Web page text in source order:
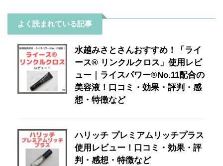
よく読まれている記事
水越みさとさんおすすめ！「ライ
ース® リンクルクロス」使用レビ
ュー｜ライスパワー®No.11配合の
美容液！口コミ・効果・評判・感
想・特徴など
ハリッチ プレミアムリッチプラス
使用レビュー！口コミ・効果・評
判・感想・特徴など